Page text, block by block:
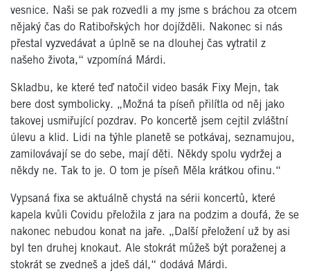
vesnice. Naši se pak rozvedli a my jsme s bráchou za otcem
nějaký čas do Ratibořských hor dojížděli. Nakonec si nás
přestal vyzvedávat a úplně se na dlouhej čas vytratil z
našeho života,“ vzpomíná Márdi.
Skladbu, ke které teď natočil video basák Fixy Mejn, tak
bere dost symbolicky. „Možná ta píseň přilítla od něj jako
takovej usmiřující pozdrav. Po koncertě jsem cejtil zvláštní
úlevu a klid. Lidi na týhle planetě se potkávaj, seznamujou,
zamilovávají se do sebe, mají děti. Někdy spolu vydržej a
někdy ne. Tak to je. O tom je píseň Měla krátkou ofinu.“
Vypsaná fixa se aktuálně chystá na sérii koncertů, které
kapela kvůli Covidu přeložila z jara na podzim a doufá, že se
nakonec nebudou konat na jaře. „Další přeložení už by asi
byl ten druhej knokaut. Ale stokrát můžeš být poraženej a
stokrát se zvedneš a jdeš dál,“ dodává Márdi.